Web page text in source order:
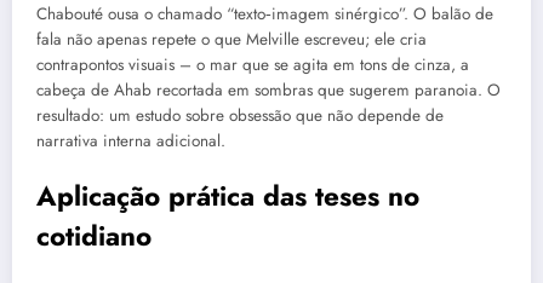
Chabouté ousa o chamado “texto‑imagem sinérgico”. O balão de
fala não apenas repete o que Melville escreveu; ele cria
contrapontos visuais – o mar que se agita em tons de cinza, a
cabeça de Ahab recortada em sombras que sugerem paranoia. O
resultado: um estudo sobre obsessão que não depende de
narrativa interna adicional.
Aplicação prática das teses no
cotidiano